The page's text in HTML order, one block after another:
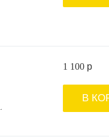
.
1 100 p
В